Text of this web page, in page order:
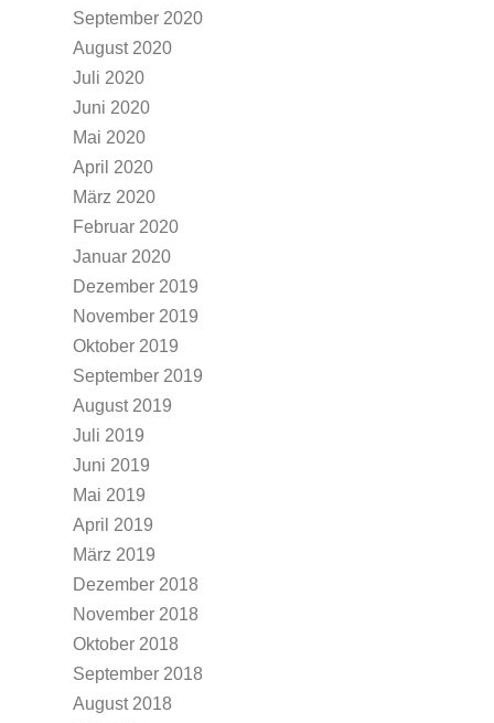
September 2020
August 2020
Juli 2020
Juni 2020
Mai 2020
April 2020
März 2020
Februar 2020
Januar 2020
Dezember 2019
November 2019
Oktober 2019
September 2019
August 2019
Juli 2019
Juni 2019
Mai 2019
April 2019
März 2019
Dezember 2018
November 2018
Oktober 2018
September 2018
August 2018